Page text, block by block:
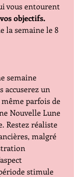
vous entourent
objectifs.
la semaine le 8
semaine
accuserez un
parfois de
Nouvelle Lune
Restez réaliste
malgré
stimule